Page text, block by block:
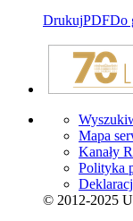
DrukujPDFDo
Mapa
Kanały
Polityka
© 2012-2025